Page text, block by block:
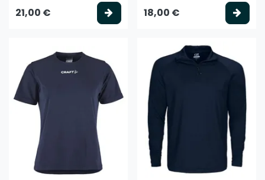
21,00 € Valitse vaihtoehto
18,00 €